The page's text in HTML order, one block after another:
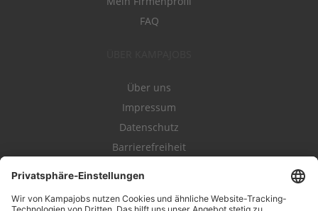
FAQ
Über uns
Impressum
Datenschutz
Barrierefreiheit
Kampahire